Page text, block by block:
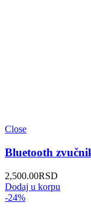
Close
Bluetooth
2,500.00RSD
Dodaj u korpu
-24%